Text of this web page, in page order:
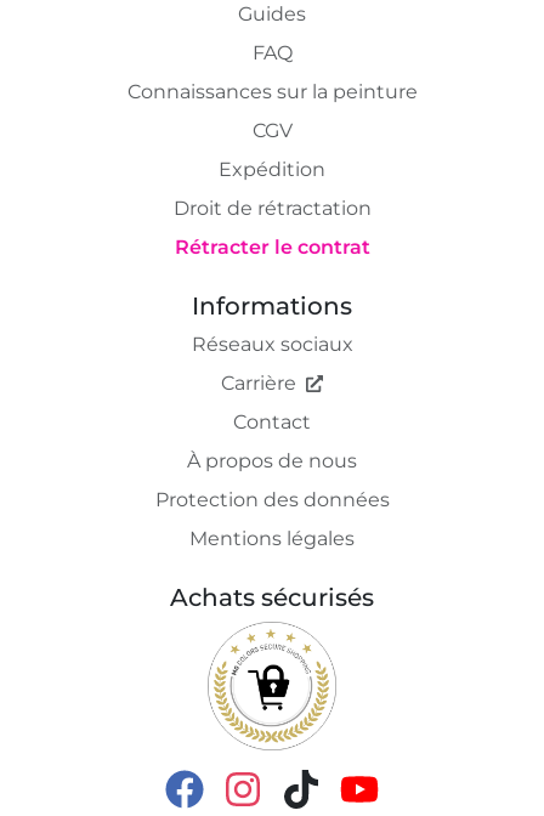
Guides
FAQ
Connaissances sur la peinture
CGV
Expédition
Droit de rétractation
Rétracter le contrat
Informations
Réseaux sociaux
Carrière
Contact
À propos de nous
Protection des données
Mentions légales
Achats sécurisés